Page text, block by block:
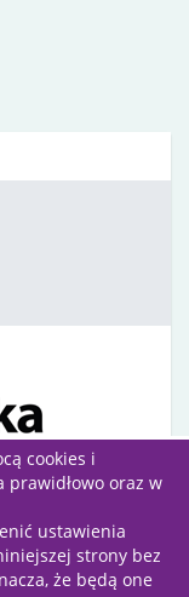
cookies i
prawidłowo oraz w
ustawienia
strony bez
że będą one